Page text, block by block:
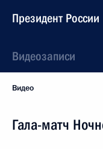
Президент России
Видеозаписи
Видео
Гала-матч